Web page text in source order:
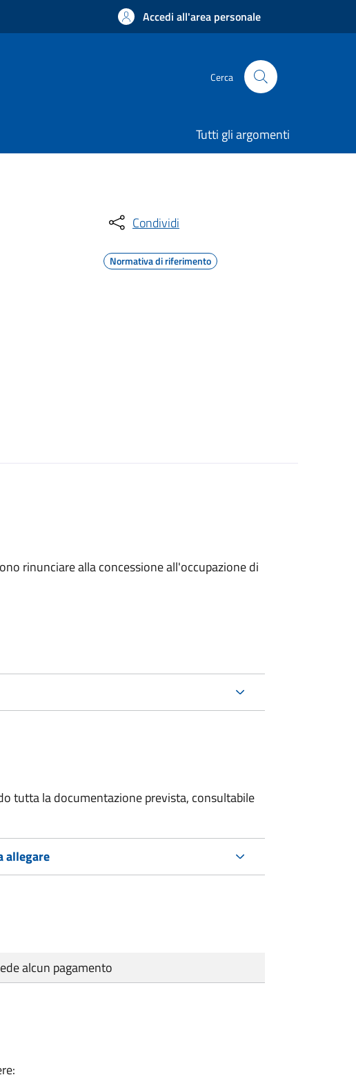
Accedi all'area personale
Cerca
Tutti gli argomenti
Condividi
Normativa di riferimento
rinunciare alla concessione all'occupazione di
tutta la documentazione prevista, consultabile
allegare
alcun pagamento